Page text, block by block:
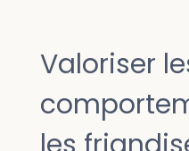
Valoriser